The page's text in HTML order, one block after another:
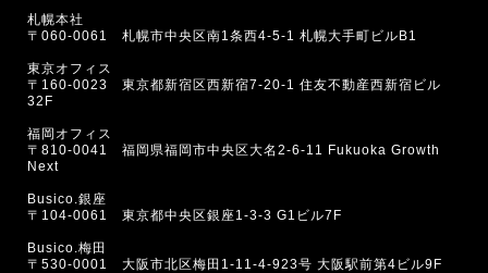
札幌本社
〒060-0061 札幌市中央区南1条西4-5-1 札幌大手町ビルB1
東京オフィス
〒160-0023 東京都新宿区西新宿7-20-1 住友不動産西新宿ビル
32F
福岡オフィス
〒810-0041 福岡県福岡市中央区大名2-6-11 Fukuoka Growth
Next
Busico.銀座
〒104-0061 東京都中央区銀座1-3-3 G1ビル7F
Busico.梅田
〒530-0001 大阪市北区梅田1-11-4-923号 大阪駅前第4ビル9F